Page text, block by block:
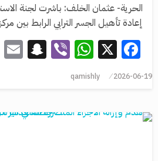
الحرية- عثمان الخلف: باشرت لجنة
إعادة تأهيل الجسر الترابي الرابط بين
Facebook
X
Viber
2026-06-19
qamishly